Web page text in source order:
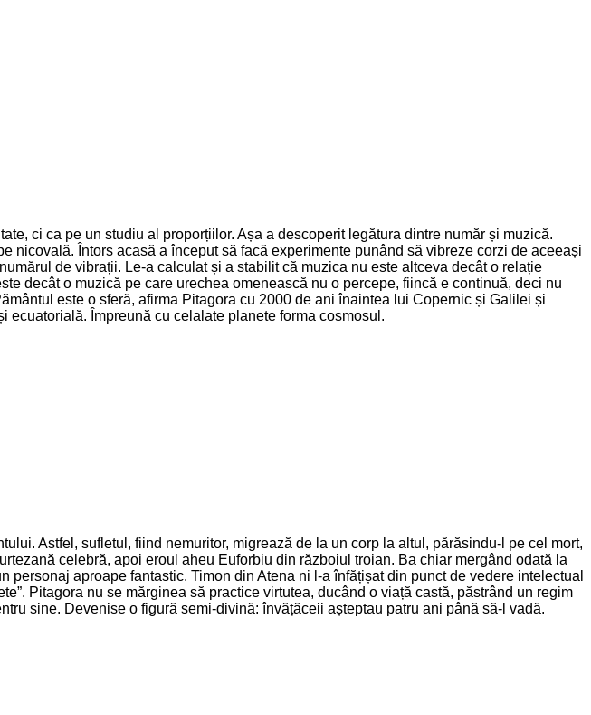
ci ca pe un studiu al proporțiilor. Așa a descoperit legătura dintre număr și muzică.
nicovală. Întors acasă a început să facă experimente punând să vibreze corzi de aceeași
de vibrații. Le-a calculat și a stabilit că muzica nu este altceva decât o relație
decât o muzică pe care urechea omenească nu o percepe, fiincă e continuă, deci nu
este o sferă, afirma Pitagora cu 2000 de ani înaintea lui Copernic și Galilei și
Împreună cu celalate planete forma cosmosul.
Astfel, sufletul, fiind nemuritor, migrează de la un corp la altul, părăsindu-l pe cel mort,
celebră, apoi eroul aheu Euforbiu din războiul troian. Ba chiar mergând odată la
aproape fantastic. Timon din Atena ni l-a înfățișat din punct de vedere intelectual
Pitagora nu se mărginea să practice virtutea, ducând o viață castă, păstrând un regim
sine. Devenise o figură semi-divină: învățăceii așteptau patru ani până să-l vadă.